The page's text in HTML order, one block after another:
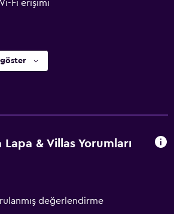
Fi erişimi
& Villas Yorumları
değerlendirme